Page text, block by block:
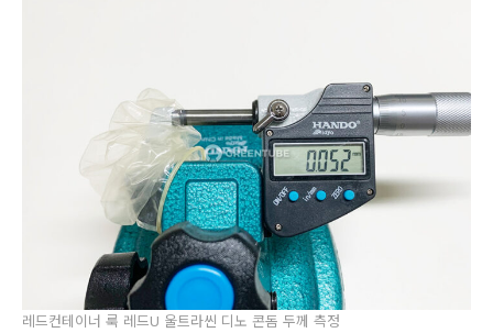
레드컨테이너 룩 레드U 울트라씬 디노 콘돔 두께 측정